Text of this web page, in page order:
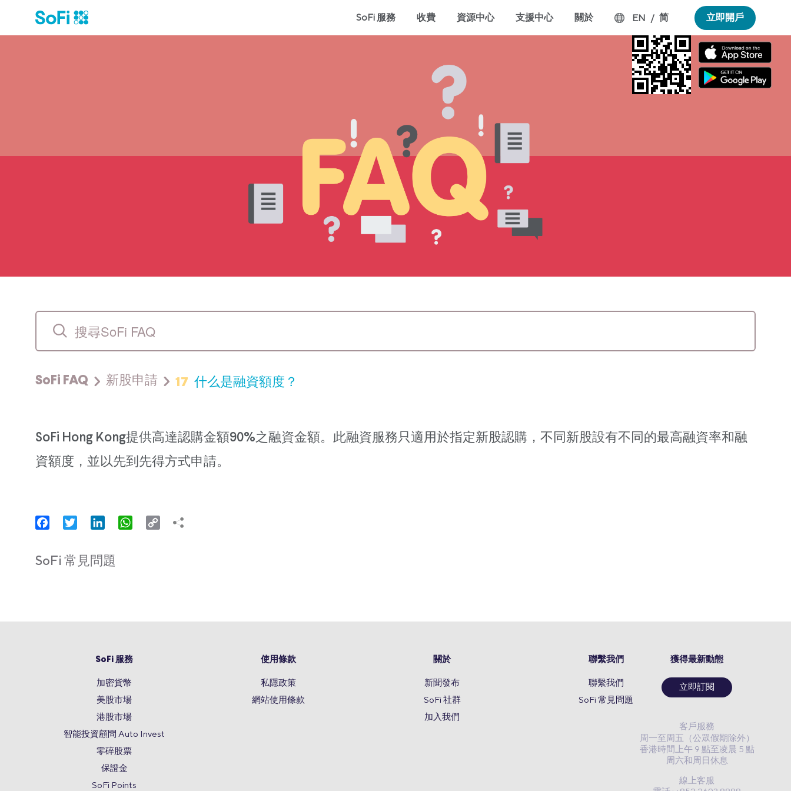
SoFi 服務 收費 資源中心 支援中心 關於 EN / 简 立即開戶
SoFi FAQ 新股申請 17 什么是融資額度？
SoFi Hong Kong提供高達認購金額90%之融資金額。此融資服務只適用於指定新股認購，不同新股設有不同的最高融資率和融
資額度，並以先到先得方式申請。
FacebookTwitter LinkedInWhatsApp
Copy
SoFi 常見問題
SoFi 服務
加密貨幣
美股市場
港股市場
智能投資顧問 Auto Invest
零碎股票
保證金
SoFi Points
使用條款
私隱政策
網站使用條款
關於
新聞發布
SoFi 社群
加入我們
聯繫我們
聯繫我們
SoFi 常見問題
獲得最新動態
立即訂閱
客戶服務
周一至周五（公眾假期除外）
香港時間上午 9 點至凌晨 5 點
周六和周日休息
線上客服